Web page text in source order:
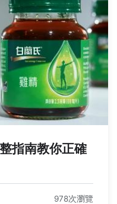
指南教你正確
978次瀏覽